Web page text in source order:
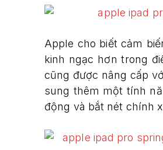
Apple cho biết cảm
kinh ngạc hơn trong
cũng được nâng cấp
sung thêm một tính
động và bắt nét chính